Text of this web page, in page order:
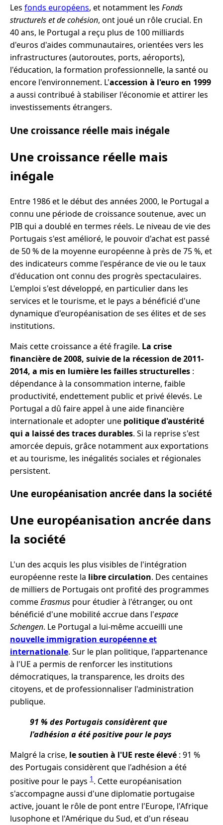
Les fonds européens, et notamment les Fonds
structurels et de cohésion, ont joué un rôle crucial. En
40 ans, le Portugal a reçu plus de 100 milliards
d'euros d'aides communautaires, orientées vers les
infrastructures (autoroutes, ports, aéroports),
l'éducation, la formation professionnelle, la santé ou
encore l'environnement. L'accession à l'euro en 1999
a aussi contribué à stabiliser l'économie et attirer les
investissements étrangers.
Une croissance réelle mais inégale
Une croissance réelle mais
inégale
Entre 1986 et le début des années 2000, le Portugal a
connu une période de croissance soutenue, avec un
PIB qui a doublé en termes réels. Le niveau de vie des
Portugais s'est amélioré, le pouvoir d'achat est passé
de 50 % de la moyenne européenne à près de 75 %, et
des indicateurs comme l'espérance de vie ou le taux
d'éducation ont connu des progrès spectaculaires.
L'emploi s'est développé, en particulier dans les
services et le tourisme, et le pays a bénéficié d'une
dynamique d'européanisation de ses élites et de ses
institutions.
Mais cette croissance a été fragile. La crise
financière de 2008, suivie de la récession de 2011-
2014, a mis en lumière les failles structurelles :
dépendance à la consommation interne, faible
productivité, endettement public et privé élevés. Le
Portugal a dû faire appel à une aide financière
internationale et adopter une politique d'austérité
qui a laissé des traces durables. Si la reprise s'est
amorcée depuis, grâce notamment aux exportations
et au tourisme, les inégalités sociales et régionales
persistent.
Une européanisation ancrée dans la société
Une européanisation ancrée dans
la société
L'un des acquis les plus visibles de l'intégration
européenne reste la libre circulation. Des centaines
de milliers de Portugais ont profité des programmes
commeErasmus pour étudier à l'étranger, ou ont
bénéficié d'une mobilité accrue dans l'espace
Schengen. Le Portugal a lui-même accueilli une
nouvelle immigration européenne et
internationale. Sur le plan politique, l'appartenance
à l'UE a permis de renforcer les institutions
démocratiques, la transparence, les droits des
citoyens, et de professionnaliser l'administration
publique.
91 % des Portugais considèrent que
l'adhésion a été positive pour le pays
Malgré la crise, le soutien à l'UE reste élevé : 91 %
des Portugais considèrent que l'adhésion a été
positive pour le pays 1 . Cette européanisation
s'accompagne aussi d'une diplomatie portugaise
active, jouant le rôle de pont entre l'Europe, l'Afrique
lusophone et l'Amérique du Sud, et d'un réseau